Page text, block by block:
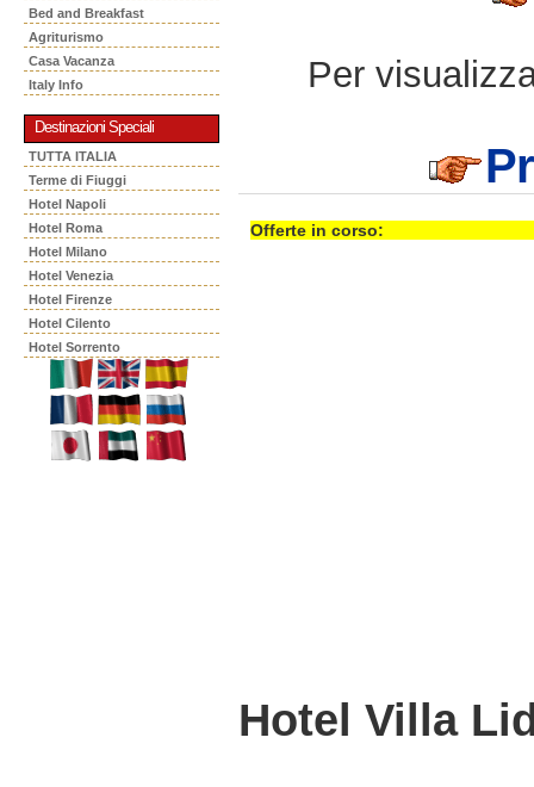
Bed and Breakfast
Agriturismo
Casa Vacanza
Italy Info
Destinazioni Speciali
TUTTA ITALIA
Terme di Fiuggi
Hotel Napoli
Hotel Roma
Hotel Milano
Hotel Venezia
Hotel Firenze
Hotel Cilento
Hotel Sorrento
Per
Offerte in corso:
Hotel Villa